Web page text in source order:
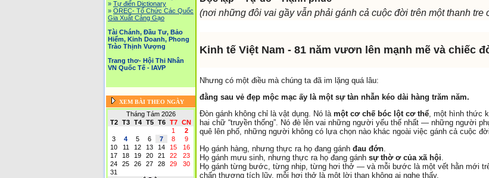
» Tự điển Dictionary
» OREC- Tố Chức Các Quốc
Gia Xuất Cảng Gạo
Tài Chánh, Đầu Tư, Bảo
Hiểm, Kinh Doanh, Phong
Trào Thịnh Vượng
Trang thơ- Hội Thi Nhân
VN Quốc Tế - IAVP
XEM BÀI THEO NGÀY
Tháng Tám 2026
T2
T3 T4 T5 T6 T7
CN
1
2
3
4 5 6 7 8
9
10
11 12 13 14 15
16
17
18 19 20 21 22
23
24
25 26 27 28 29
30
31
(nơi những đôi vai gầy vẫn phải gánh cả cuộc đời trên một thanh tre
Kinh tế Việt Nam - 81 năm vươn lên mạnh mẽ và chiếc đ
Nhưng có một điều mà chúng ta đã im lặng quá lâu:
đằng sau vẻ đẹp mộc mạc ấy là một sự tàn nhẫn kéo dài hàng trăm năm.
Đòn gánh không chỉ là vật dụng. Nó là một cơ chế bóc lột cơ thể, một hình thức
hai chữ “truyền thống”. Nó đè lên vai những người yếu thế nhất — những người
quê lên phố, những người không có lựa chọn nào khác ngoài việc gánh cả cuộc
Họ gánh hàng, nhưng thực ra họ đang gánh đau đớn
Họ gánh mưu sinh, nhưng thực ra họ đang gánh sự thờ ơ của xã hội
Họ gánh từng bước, từng nhịp, từng hơi thở — và mỗi bước là một vết hằn mới
chấn thương tích lũy, mỗi hơi thở là một lời than không ai nghe thấy.